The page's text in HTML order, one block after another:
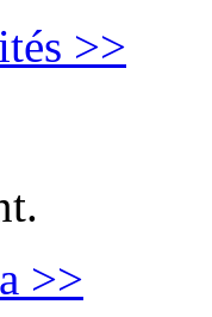
>>
>>